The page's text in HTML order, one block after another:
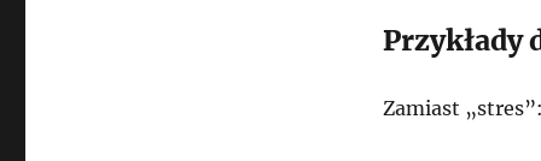
Przykłady
Zamiast